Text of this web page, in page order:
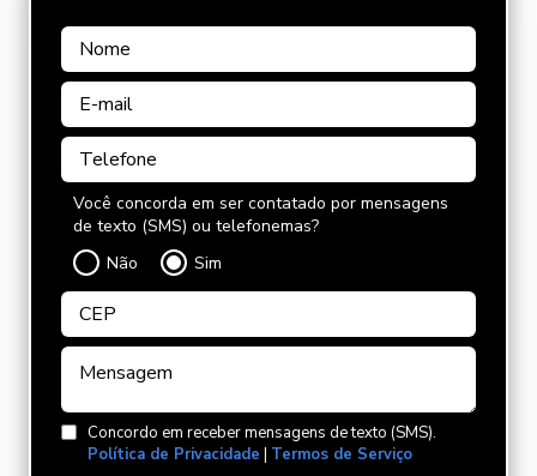
Você concorda em ser contatado por mensagens
de texto (SMS) ou telefonemas?
Não
Sim
Concordo em receber mensagens de texto (SMS).
Política de Privacidade | Termos de Serviço